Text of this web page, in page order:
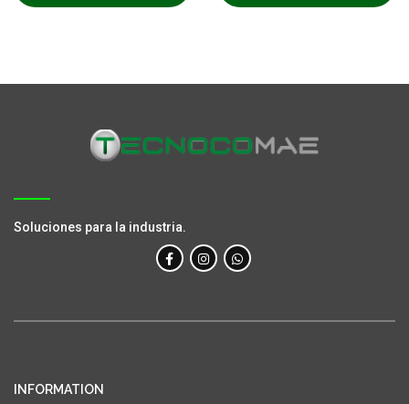
Soluciones para la industria.
INFORMATION